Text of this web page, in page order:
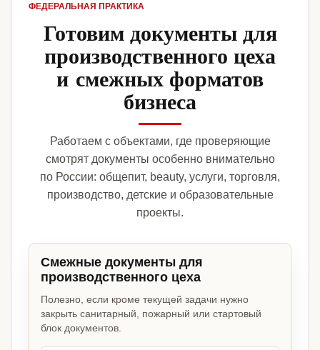
ФЕДЕРАЛЬНАЯ ПРАКТИКА
Готовим документы для
производственного цеха
и смежных форматов
бизнеса
Работаем с объектами, где проверяющие
смотрят документы особенно внимательно
по России: общепит, beauty, услуги, торговля,
производство, детские и образовательные
проекты.
Смежные документы для
производственного цеха
Полезно, если кроме текущей задачи нужно
закрыть санитарный, пожарный или стартовый
блок документов.